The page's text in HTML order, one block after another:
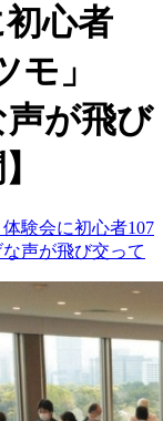
心者
モ」
声が飛び
験会に初心者107
声が飛び交って